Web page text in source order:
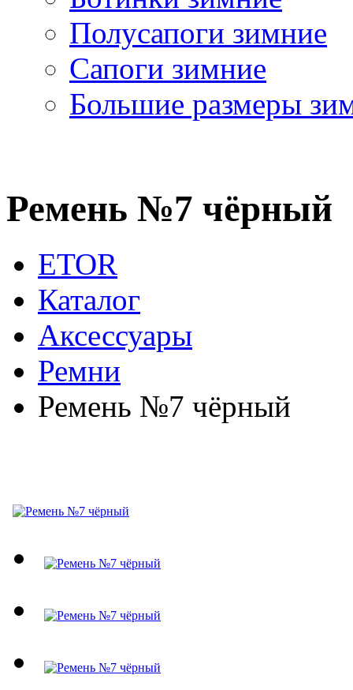
Полусапоги зимние
Сапоги зимние
Большие размеры
Ремень №7 чёрный
ETOR
Каталог
Аксессуары
Ремни
Ремень №7 чёрный